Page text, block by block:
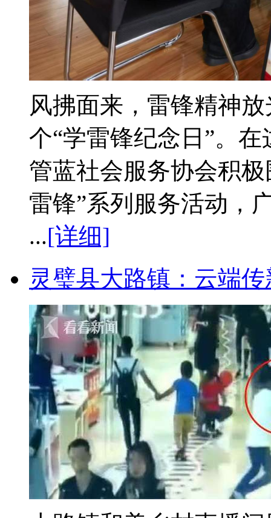
风拂面来，雷锋精神
个“学雷锋纪念日”。
管蓝社会服务协会积
雷锋”系列服务活动，
...[详细]
灵璧县大路镇：云端